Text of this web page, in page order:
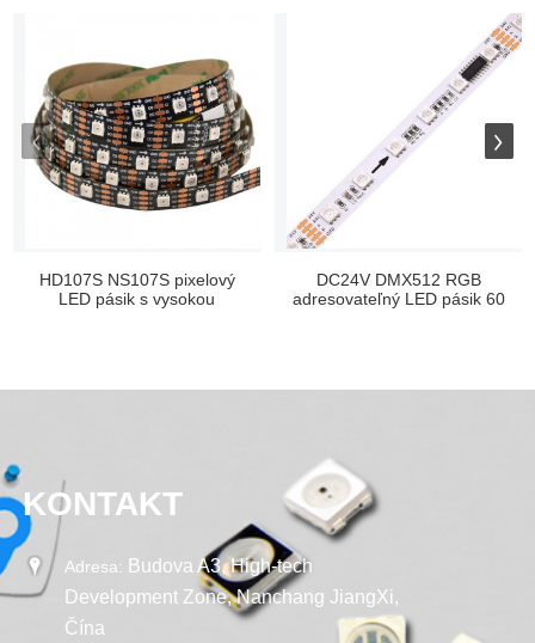
HD107S NS107S pixelový
LED pásik s vysokou
DC24V DMX512 RGB
adresovateľný LED pásik 60
KONTAKT
Adresa: Budova A3, High-tech
Development Zone, Nanchang JiangXi,
Čína